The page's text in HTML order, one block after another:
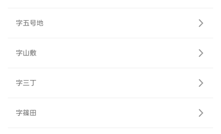
字五号地
字山敷
字三丁
字篠田